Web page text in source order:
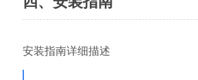
安装指南详细描述